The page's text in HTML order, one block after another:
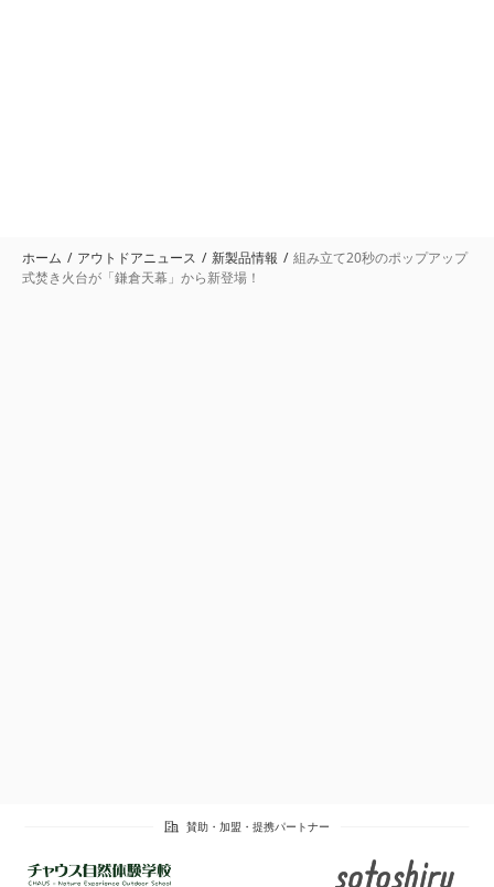
ホーム アウトドアニュース 新製品情報
組み立て20秒のポップアップ
式焚き火台が「鎌倉天幕」から新登場！